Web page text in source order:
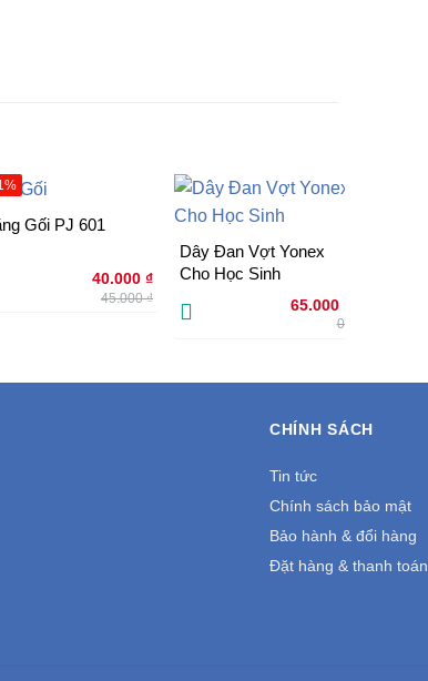
Gối PJ 601
45.000₫
Giá
gốc
là:
40.000 ₫Giá
hiện
tại
Dây Đan Vợt Yonex
Cho Học Sinh
65.000 ₫
0₫
CHÍNH SÁCH
Tin tức
Chính sách bảo mật
Bảo hành & đổi hàng
Đặt hàng & thanh toán